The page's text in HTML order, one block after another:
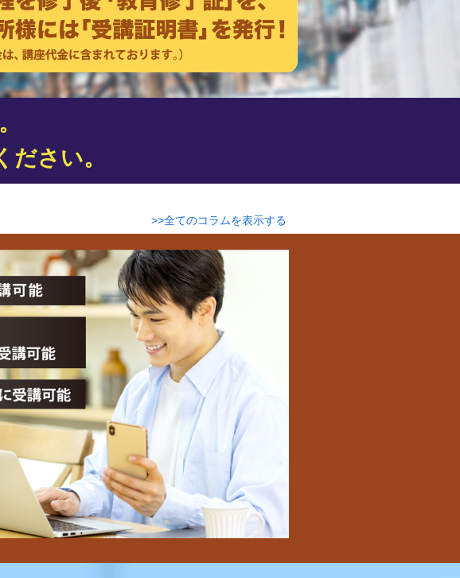
さい。
>>全てのコラムを表示する